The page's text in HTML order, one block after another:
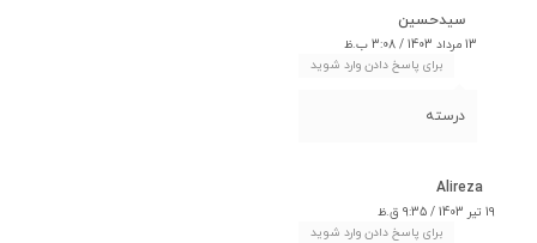
سیدحسین
13 مرداد 1403 / 3:08 ب.ظ
برای پاسخ دادن وارد شوید
درسته
Alireza
19 تیر 1403 / 9:35 ق.ظ
برای پاسخ دادن وارد شوید